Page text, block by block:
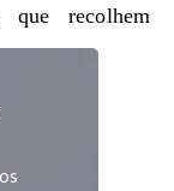
recolhem